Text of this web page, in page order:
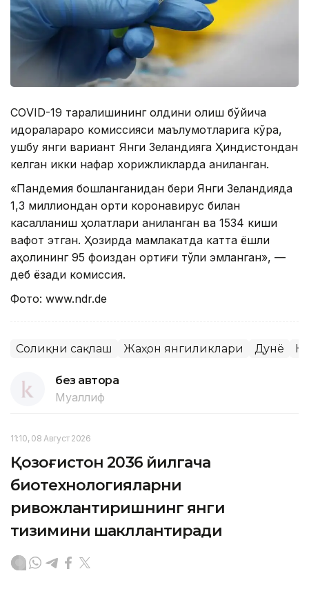
CОVID-19 тарқалишининг олдини олиш бўйича
идоралараро комиссияси маълумотларига кўра,
ушбу янги вариант Янги Зеландияга Ҳиндистондан
келган икки нафар хорижликларда аниқланган.
«Пандемия бошланганидан бери Янги Зеландияда
1,3 миллиондан ортиқ коронавирус билан
касалланиш ҳолатлари аниқланган ва 1534 киши
вафот этган. Ҳозирда мамлакатда катта ёшли
аҳолининг 95 фоиздан ортиғи тўлиқ эмланган», —
деб ёзади комиссия.
Фото: www.ndr.dе
Соғлиқни сақлаш Жаҳон янгиликлари Дунё
без автора
Муаллиф
11:10, 08 Август 2026
Қозоғистон 2036 йилгача
биотехнологияларни
ривожлантиришнинг янги
тизимини шакллантиради